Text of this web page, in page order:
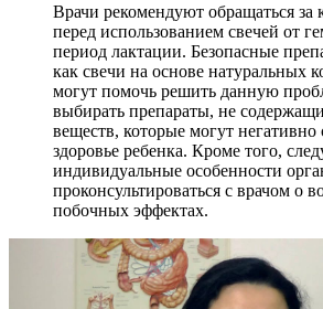
Врачи рекомендуют обращаться за
перед использованием свечей от
период лактации. Безопасные
как свечи на основе натуральных
могут помочь решить данную
выбирать препараты, не
веществ, которые могут негативно
здоровье ребенка. Кроме того,
индивидуальные особенности
проконсультироваться с врачом о
побочных эффектах.